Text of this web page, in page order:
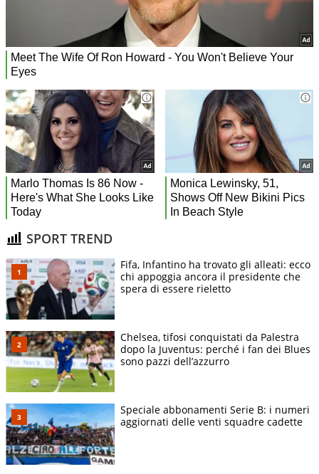
SPORT TREND
Fifa, Infantino ha trovato gli alleati: ecco
chi appoggia ancora il presidente che
spera di essere rieletto
Chelsea, tifosi conquistati da Palestra
dopo la Juventus: perché i fan dei Blues
sono pazzi dell’azzurro
Speciale abbonamenti Serie B: i numeri
aggiornati delle venti squadre cadette